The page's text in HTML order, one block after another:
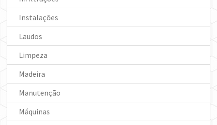
Instalações
Laudos
Limpeza
Madeira
Manutenção
Máquinas